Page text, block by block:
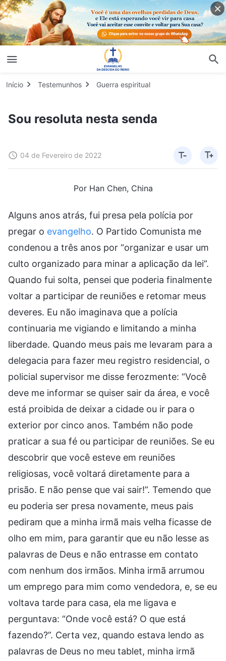
Início Testemunhos Guerra espiritual
Sou resoluta nesta senda
04 de Fevereiro de 2022
Por Han Chen, China
Alguns anos atrás, fui presa pela polícia por
pregar o evangelho. O Partido Comunista me
condenou a três anos por “organizar e usar um
culto organizado para minar a aplicação da lei”.
Quando fui solta, pensei que poderia finalmente
voltar a participar de reuniões e retomar meus
deveres. Eu não imaginava que a polícia
continuaria me vigiando e limitando a minha
liberdade. Quando meus pais me levaram para a
delegacia para fazer meu registro residencial, o
policial supervisor me disse ferozmente: “Você
deve me informar se quiser sair da área, e você
está proibida de deixar a cidade ou ir para o
exterior por cinco anos. Também não pode
praticar a sua fé ou participar de reuniões. Se eu
descobrir que você esteve em reuniões
religiosas, você voltará diretamente para a
prisão. E não pense que vai sair!”. Temendo que
eu poderia ser presa novamente, meus pais
pediram que a minha irmã mais velha ficasse de
olho em mim, para garantir que eu não lesse as
palavras de Deus e não entrasse em contato
com nenhum dos irmãos. Minha irmã arrumou
um emprego para mim como vendedora, e, se eu
voltava tarde para casa, ela me ligava e
perguntava: “Onde você está? O que está
fazendo?”. Certa vez, quando estava lendo as
palavras de Deus no meu tablet, minha irmã